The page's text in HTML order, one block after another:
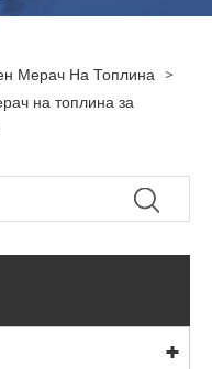
Мерач На Топлина >
на топлина за